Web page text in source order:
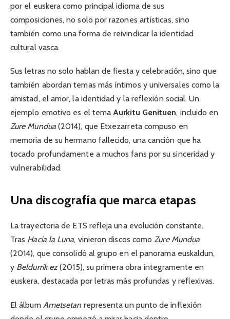
por el euskera como principal idioma de sus
composiciones, no solo por razones artísticas, sino
también como una forma de reivindicar la identidad
cultural vasca.
Sus letras no solo hablan de fiesta y celebración, sino que
también abordan temas más íntimos y universales como la
amistad, el amor, la identidad y la reflexión social. Un
ejemplo emotivo es el temaAurkitu Genituen, incluido en
Zure Mundua(2014), que Etxezarreta compuso en
memoria de su hermano fallecido, una canción que ha
tocado profundamente a muchos fans por su sinceridad y
vulnerabilidad.
Una discografía que marca etapas
La trayectoria de ETS refleja una evolución constante.
Tras Hacia la Luna, vinieron discos comoZure Mundua
(2014), que consolidó al grupo en el panorama euskaldun,
y Beldurrik ez(2015), su primera obra íntegramente en
euskera, destacada por letras más profundas y reflexivas.
El álbum Ametsetanrepresenta un punto de inflexión